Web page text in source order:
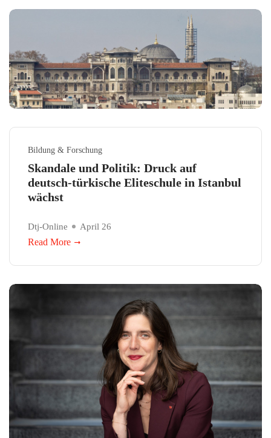
Bildung & Forschung
Skandale und Politik: Druck auf
deutsch-türkische Eliteschule in Istanbul
wächst
Dtj-Online April 26
Read More